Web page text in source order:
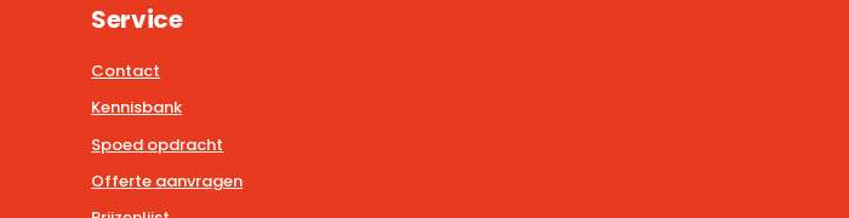
Service
Contact
Kennisbank
Spoed opdracht
Offerte aanvragen